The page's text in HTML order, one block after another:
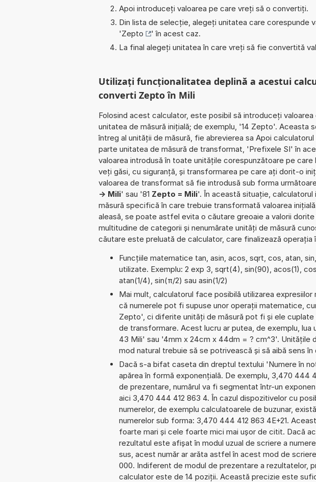
Apoi introduceți valoarea pe care vreți să o convertiți.
Din lista de selecție, alegeți unitatea care corespunde
'Zepto
' în acest caz.
La final alegeți unitatea în care vreți să fie convertită
Utilizați funcționalitatea deplină a acestui
converti Zepto în Mili
Folosind acest calculator, este posibil să introduceți
unitatea de măsură inițială; de exemplu, '14 Zepto'. Aceasta
întreg al unității de măsură, fie abrevierea sa Apoi
parte unitatea de măsură de transformat, 'Prefixele SI' în
valoarea introdusă în toate unitățile corespunzătoare pe
veți găsi, cu siguranță, și transformarea pe care ați dorit-o
valoarea de transformat să fie introdusă sub forma
-> Mili' sau '81 Zepto = Mili'. În această situație,
măsură specifică în care trebuie transformată valoarea
aleasă, se poate astfel evita o căutare greoaie a valorii
multitudine de categorii și nenumărate unități de măsură
căutare este preluată de calculator, care finalizează
Funcțiile matematice tan, asin, acos, sqrt, cos, atan,
utilizate. Exemplu: 2 exp 3, sqrt(4), sin(90), acos(1),
atan(1/4), sin(π/2) sau asin(1/2)
Mai mult, calculatorul face posibilă utilizarea
că numerele pot fi supuse unor operații matematice,
Zepto', ci diferite unități de măsură pot fi și ele
de transformare. Acest lucru ar putea, de exemplu,
43 Mili' sau '4mm x 24cm x 44dm = ? cm^3'. Unitățile
mod natural trebuie să se potrivească și să aibă sens
Dacă s-a bifat caseta din dreptul textului 'Numere în
apărea în formă exponențială. De exemplu, 3,470 444
de prezentare, numărul va fi segmentat într-un
aici 3,470 444 412 863 4. În cazul dispozitivelor cu
numerelor, de exemplu calculatoarele de buzunar,
numerelor sub forma: 3,470 444 412 863 4E+21.
foarte mari și cele foarte mici mai ușor de citit. Dacă
rezultatul este afișat în modul uzual de scriere a
sus, acest număr ar arăta astfel în acest mod de
000. Indiferent de modul de prezentare a rezultatelor,
calculator este de 14 poziții. Această precizie este